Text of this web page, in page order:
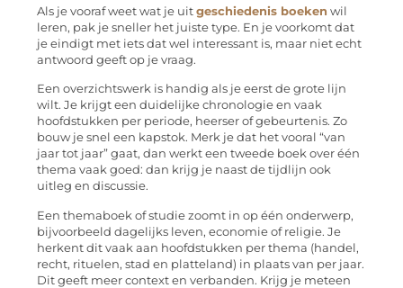
Als je vooraf weet wat je uit geschiedenis boeken wil
leren, pak je sneller het juiste type. En je voorkomt dat
je eindigt met iets dat wel interessant is, maar niet echt
antwoord geeft op je vraag.
Een overzichtswerk is handig als je eerst de grote lijn
wilt. Je krijgt een duidelijke chronologie en vaak
hoofdstukken per periode, heerser of gebeurtenis. Zo
bouw je snel een kapstok. Merk je dat het vooral “van
jaar tot jaar” gaat, dan werkt een tweede boek over één
thema vaak goed: dan krijg je naast de tijdlijn ook
uitleg en discussie.
Een themaboek of studie zoomt in op één onderwerp,
bijvoorbeeld dagelijks leven, economie of religie. Je
herkent dit vaak aan hoofdstukken per thema (handel,
recht, rituelen, stad en platteland) in plaats van per jaar.
Dit geeft meer context en verbanden. Krijg je meteen